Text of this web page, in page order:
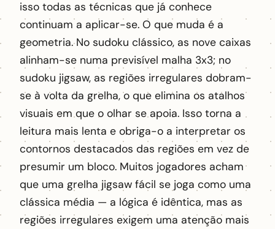
isso todas as técnicas que já conhece
continuam a aplicar-se. O que muda é a
geometria. No sudoku clássico, as nove caixas
alinham-se numa previsível malha 3x3; no
sudoku jigsaw, as regiões irregulares dobram-
se à volta da grelha, o que elimina os atalhos
visuais em que o olhar se apoia. Isso torna a
leitura mais lenta e obriga-o a interpretar os
contornos destacados das regiões em vez de
presumir um bloco. Muitos jogadores acham
que uma grelha jigsaw fácil se joga como uma
clássica média — a lógica é idêntica, mas as
regiões irregulares exigem uma atenção mais